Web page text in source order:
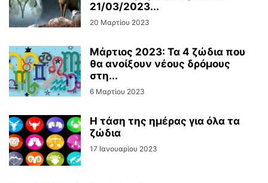
21/03/2023...
20 Μαρτίου 2023
Μάρτιος 2023: Τα 4 ζώδια που
θα ανοίξουν νέους δρόμους
στη...
6 Μαρτίου 2023
H τάση της ημέρας για όλα τα
ζώδια
17 Ιανουαρίου 2023